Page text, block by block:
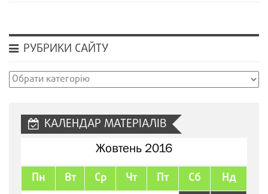
РУБРИКИ САЙТУ
Рубрики
КАЛЕНДАР МАТЕРІАЛІВ
Жовтень 2016
Пн Вт Ср Чт Пт Сб Нд